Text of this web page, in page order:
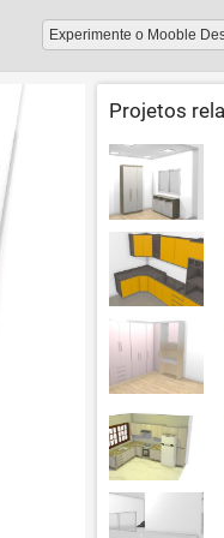
Experimente o Mooble
Projetos